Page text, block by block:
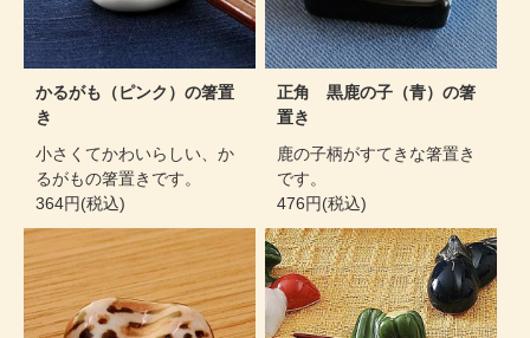
かるがも（ピンク）の箸置
き
小さくてかわいらしい、か
るがもの箸置きです。
364円(税込)
正角 黒鹿の子（青）の箸
置き
鹿の子柄がすてきな箸置き
です。
476円(税込)